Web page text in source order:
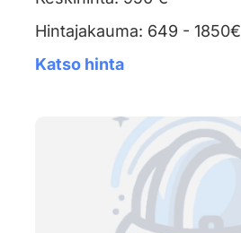
Hintajakauma: 649 - 1850€
Katso hinta